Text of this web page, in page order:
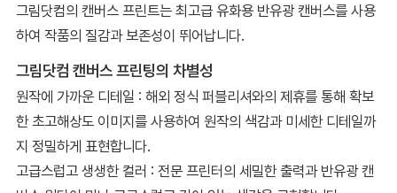
그림닷컴의 캔버스 프린트는 최고급 유화용 반유광 캔버스를 사용
하여 작품의 질감과 보존성이 뛰어납니다.
그림닷컴 캔버스 프린팅의 차별성
원작에 가까운 디테일 : 해외 정식 퍼블리셔와의 제휴를 통해 확보
한 초고해상도 이미지를 사용하여 원작의 색감과 미세한 디테일까
지 정밀하게 표현합니다.
고급스럽고 생생한 컬러 : 전문 프린터의 세밀한 출력과 반유광 캔